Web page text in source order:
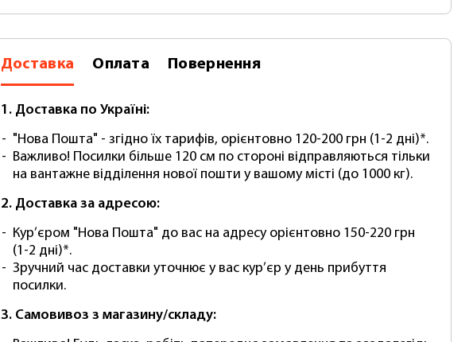
Доставка Оплата Повернення
1. Доставка по Україні:
"Нова Пошта" - згідно їх тарифів, орієнтовно 120-200 грн (1-2 дні)*.
Важливо! Посилки більше 120 см по стороні відправляються тільки
на вантажне відділення нової пошти у вашому місті (до 1000 кг).
2. Доставка за адресою:
Кур’єром "Нова Пошта" до вас на адресу орієнтовно 150-220 грн
(1-2 дні)*.
Зручний час доставки уточнює у вас кур’єр у день прибуття
посилки.
3. Самовивоз з магазину/складу: